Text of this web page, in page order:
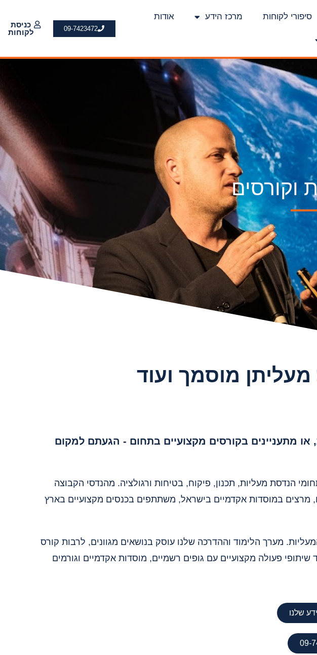
סיפורי לקוחות מרכז הידע אודות
09-7423472
כניסת
לקוחות
וקורסים
מוסמך ועוד
מתעניינים בקורסים מקצועיים בתחום - הגעתם למקום
הנדסת מעליות, תכנון, פיקוח, בטיחות ורגולציה. מהנדסי הקבוצה
מרצים במוסדות אקדמיים בישראל, משתתפים בכנסים מקצועיים בארץ
בתחום המעליות. מערך הלימוד וההדרכה שלנו עוסק בנושאים מגוונים, לרבות קורס
פעולה מקצועיים עם גופים רשמיים, מוסדות אקדמיים וגורמים
שלנו